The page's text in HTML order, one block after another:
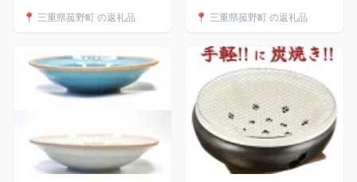
📍 三重県菰野町 の返礼品 📍 三重県菰野町 の返礼品